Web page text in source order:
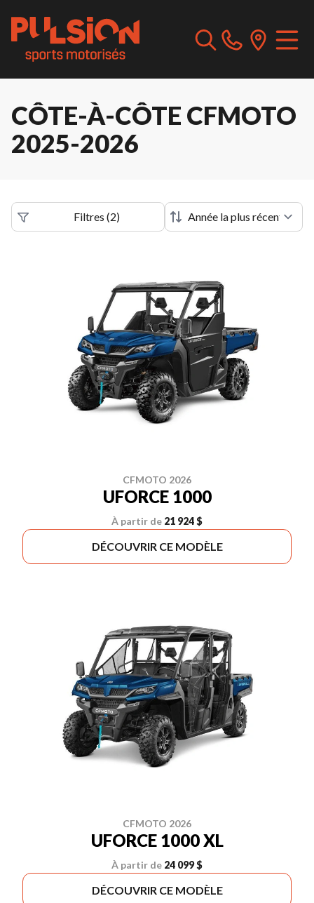
CÔTE-À-CÔTE CFMOTO
2025-2026
Filtres (2)
CFMOTO 2026
UFORCE 1000
À partir de 21 924 $
DÉCOUVRIR CE MODÈLE
CFMOTO 2026
UFORCE 1000 XL
À partir de 24 099 $
DÉCOUVRIR CE MODÈLE